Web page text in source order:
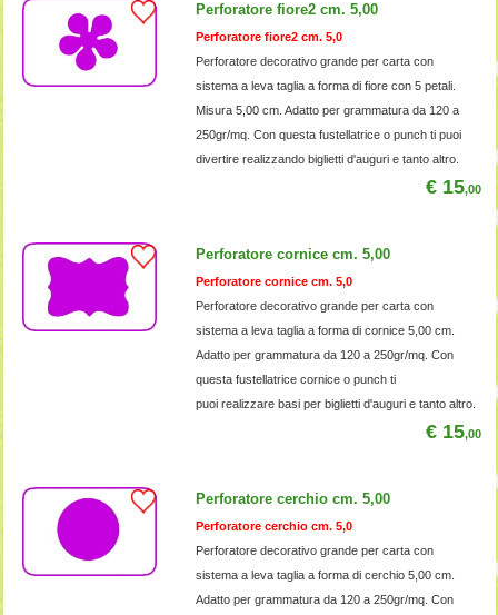
Perforatore fiore2 cm. 5,00
Perforatore fiore2 cm. 5,0
Perforatore decorativo grande per carta con
sistema a leva taglia a forma di fiore con 5 petali.
Misura 5,00 cm. Adatto per grammatura da 120 a
250gr/mq. Con questa fustellatrice o punch ti puoi
divertire realizzando biglietti d'auguri e tanto altro.
€ 15,00
Perforatore cornice cm. 5,00
Perforatore cornice cm. 5,0
Perforatore decorativo grande per carta con
sistema a leva taglia a forma di cornice 5,00 cm.
Adatto per grammatura da 120 a 250gr/mq. Con
questa fustellatrice cornice o punch ti
puoi realizzare basi per biglietti d'auguri e tanto altro.
€ 15,00
Perforatore cerchio cm. 5,00
Perforatore cerchio cm. 5,0
Perforatore decorativo grande per carta con
sistema a leva taglia a forma di cerchio 5,00 cm.
Adatto per grammatura da 120 a 250gr/mq. Con